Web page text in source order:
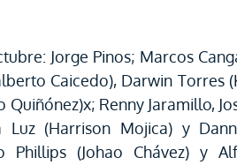
Jorge Pinos; Marcos
Caicedo), Darwin Torres
Quiñónez)x; Renny Jaramillo,
Luz (Harrison Mojica) y
Phillips (Johao Chávez) y